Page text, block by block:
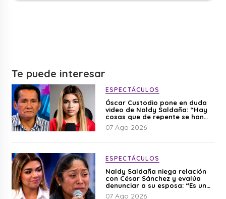
Te puede interesar
ESPECTÁCULOS
Óscar Custodio pone en duda
video de Naldy Saldaña: “Hay
cosas que de repente se han
editado”
07 Ago 2026
ESPECTÁCULOS
Naldy Saldaña niega relación
con César Sánchez y evalúa
denunciar a su esposa: “Es una
difamación”
07 Ago 2026